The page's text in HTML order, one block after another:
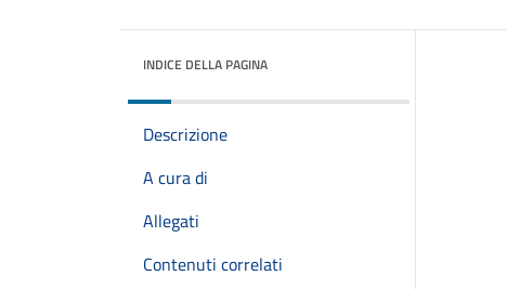
INDICE DELLA PAGINA
Descrizione
A cura di
Allegati
Contenuti correlati